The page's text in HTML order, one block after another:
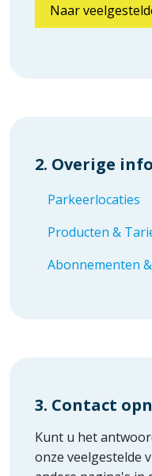
Naar
2. Overige
Parkeerlocaties
Producten &
Abonnementen
3. Contact
Kunt u het
onze veelgestelde